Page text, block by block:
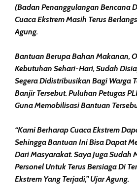
(Badan Penanggulangan Bencana
Cuaca Ekstrem Masih Terus
Agung.
Bantuan Berupa Bahan Makanan,
Kebutuhan Sehari-Hari, Sudah
Segera Didistribusikan Bagi Warga
Banjir Tersebut. Puluhan Petugas
Guna Memobilisasi Bantuan
“Kami Berharap Cuaca Ekstrem
Sehingga Bantuan Ini Bisa Dapat
Dari Masyarakat. Saya Juga Sudah
Personel Untuk Terus Bersiaga Di
Ekstrem Yang Terjadi,” Ujar Agung.